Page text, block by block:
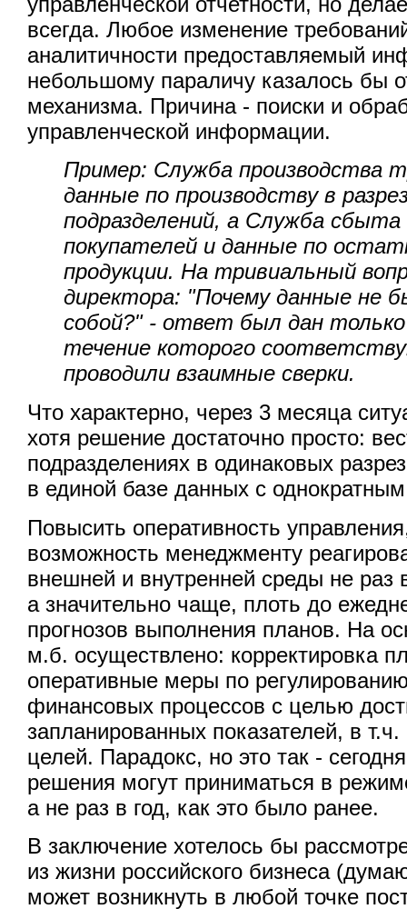
всегда. Любое изменение
аналитичности предоставляемый
небольшому параличу казалось бы
механизма. Причина - поиски и
управленческой информации.
Пример: Служба производства
данные по производству в
подразделений, а Служба сбыта
покупателей и данные по
продукции. На тривиальный
директора: "Почему данные не
собой?" - ответ был дан только
течение которого
проводили взаимные сверки.
Что характерно, через 3 месяца
хотя решение достаточно просто:
подразделениях в одинаковых
в единой базе данных с
Повысить оперативность
возможность менеджменту
внешней и внутренней среды не раз
а значительно чаще, плоть до
прогнозов выполнения планов. На
м.б. осуществлено: корректировка
оперативные меры по
финансовых процессов с целью
запланированных показателей, в т.ч.
целей. Парадокс, но это так -
решения могут приниматься в
а не раз в год, как это было ранее.
В заключение хотелось бы
из жизни российского бизнеса
может возникнуть в любой точке